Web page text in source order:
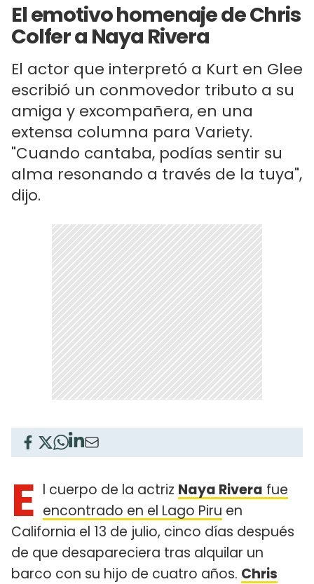
El emotivo homenaje de Chris
Colfer a Naya Rivera
El actor que interpretó a Kurt en Glee
escribió un conmovedor tributo a su
amiga y excompañera, en una
extensa columna para Variety.
"Cuando cantaba, podías sentir su
alma resonando a través de la tuya",
dijo.
E l cuerpo de la actriz Naya Rivera fue
encontrado en el Lago Piru en
California el 13 de julio, cinco días después
de que desapareciera tras alquilar un
barco con su hijo de cuatro años. Chris